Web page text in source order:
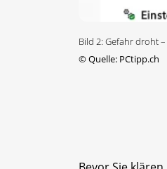
Bild 2: Gefahr droht
©Quelle: PCtipp.ch